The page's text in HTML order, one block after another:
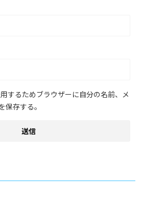
するためブラウザーに自分の名前、メ
保存する。